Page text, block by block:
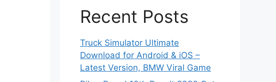
Recent Posts
Truck Simulator Ultimate
Download for Android & iOS –
Latest Version, BMW Viral Game